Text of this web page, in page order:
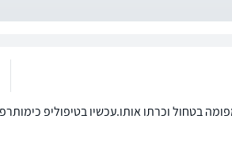
בן 76. לפני כחצי שנה גילו לו למפומה בטחול וכרתו אותו.עכשיו בטיפוליפ